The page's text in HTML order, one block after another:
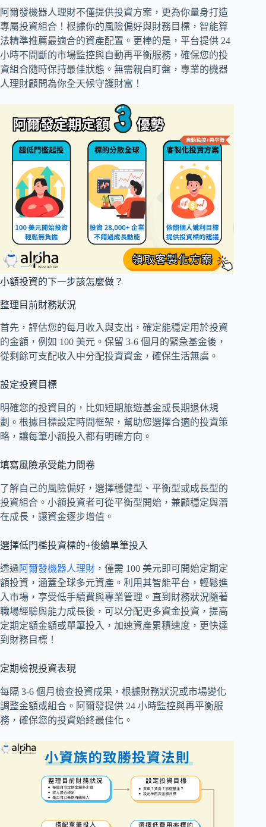
阿爾發機器人理財不僅提供投資方案，更為你量身打造
專屬投資組合！根據你的風險偏好與財務目標，智能算
法精準推薦最適合的資產配置。更棒的是，平台提供 24
小時不間斷的市場監控與自動再平衡服務，確保您的投
資組合隨時保持最佳狀態。無需親自盯盤，專業的機器
人理財顧問為你全天候守護財富！
小額投資的下一步該怎麼做？
整理目前財務狀況
首先，評估您的每月收入與支出，確定能穩定用於投資
的金額，例如 100 美元。保留 3-6 個月的緊急基金後，
從剩餘可支配收入中分配投資資金，確保生活無虞。
設定投資目標
明確您的投資目的，比如短期旅遊基金或長期退休規
劃。根據目標設定時間框架，幫助您選擇合適的投資策
略，讓每筆小額投入都有明確方向。
填寫風險承受能力問卷
了解自己的風險偏好，選擇穩健型、平衡型或成長型的
投資組合。小額投資者可從平衡型開始，兼顧穩定與潛
在成長，讓資金逐步增值。
選擇低門檻投資標的+後續單筆投入
透過 阿爾發機器人理財 ，僅需 100 美元即可開始定期定
額投資，涵蓋全球多元資產。利用其智能平台，輕鬆進
入市場，享受低手續費與專業管理。直到財務狀況隨著
職場經驗與能力成長後，可以分配更多資金投資，提高
定期定額金額或單筆投入，加速資產累積速度，更快達
到財務目標！
定期檢視投資表現
每隔 3-6 個月檢查投資成果，根據財務狀況或市場變化
調整金額或組合。阿爾發提供 24 小時監控與再平衡服
務，確保您的投資始終最佳化。